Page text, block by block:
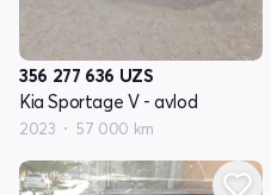
356 277 636 UZS
Kia Sportage V - avlod
2023 57 000 km